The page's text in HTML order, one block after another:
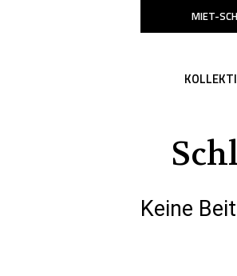
MIET-
Keine